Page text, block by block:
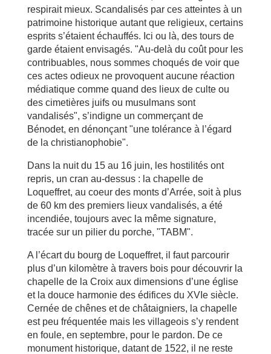
respirait mieux. Scandalisés par ces atteintes à un
patrimoine historique autant que religieux, certains
esprits s’étaient échauffés. Ici ou là, des tours de
garde étaient envisagés. "Au-delà du coût pour les
contribuables, nous sommes choqués de voir que
ces actes odieux ne provoquent aucune réaction
médiatique comme quand des lieux de culte ou
des cimetières juifs ou musulmans sont
vandalisés", s’indigne un commerçant de
Bénodet, en dénonçant "une tolérance à l’égard
de la christianophobie".
Dans la nuit du 15 au 16 juin, les hostilités ont
repris, un cran au-dessus : la chapelle de
Loqueffret, au coeur des monts d’Arrée, soit à plus
de 60 km des premiers lieux vandalisés, a été
incendiée, toujours avec la même signature,
tracée sur un pilier du porche, "TABM".
A l’écart du bourg de Loqueffret, il faut parcourir
plus d’un kilomètre à travers bois pour découvrir la
chapelle de la Croix aux dimensions d’une église
et la douce harmonie des édifices du XVIe siècle.
Cernée de chênes et de châtaigniers, la chapelle
est peu fréquentée mais les villageois s’y rendent
en foule, en septembre, pour le pardon. De ce
monument historique, datant de 1522, il ne reste